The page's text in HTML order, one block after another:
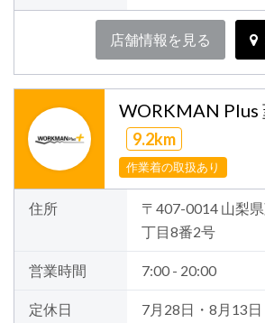
店舗情報を見る
WORKMAN Plus
9.2km
作業着の取扱あり
住所
〒407-0014 山梨
丁目8番2号
営業時間 7:00 - 20:00
定休日 7月28日・8月13